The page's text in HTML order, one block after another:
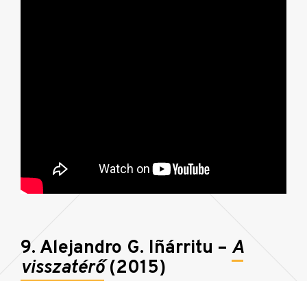
9. Alejandro G. Iñárritu – A
visszatérő(2015)